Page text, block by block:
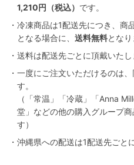
1,210円（税込） です。
・冷凍商品は1配送先につき、商
となる場合に、 送料無料となり
・送料は配送先ごとに頂戴いたし
・一度にご注文いただけるのは
す。
（「常温」「冷蔵」「Anna
堂」などの他の購入グループ
す）
・沖縄県への配送は1配送先ごと